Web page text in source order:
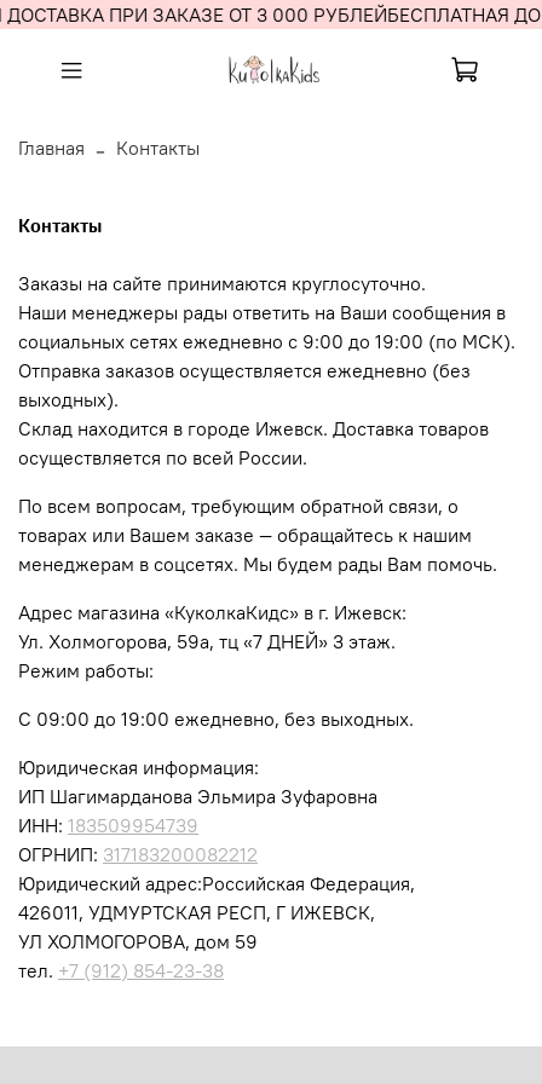
ПРИ ЗАКАЗЕ ОТ 3 000 РУБЛЕЙБЕСПЛАТНАЯ
Главная Контакты
Контакты
Заказы на сайте принимаются круглосуточно.
Наши менеджеры рады ответить на Ваши сообщения в
социальных сетях ежедневно с 9:00 до 19:00 (по МСК).
Отправка заказов осуществляется ежедневно (без
выходных).
Склад находится в городе Ижевск. Доставка товаров
осуществляется по всей России.
По всем вопросам, требующим обратной связи, о
товарах или Вашем заказе — обращайтесь к нашим
менеджерам в соцсетях. Мы будем рады Вам помочь.
Адрес магазина «КуколкаКидс» в г. Ижевск:
Ул. Холмогорова, 59а, тц «7 ДНЕЙ» 3 этаж.
Режим работы:
C 09:00 до 19:00 ежедневно, без выходных.
Юридическая информация:
ИП Шагимарданова Эльмира Зуфаровна
ИНН: 183509954739
ОГРНИП: 317183200082212
Юридический адрес:Российская Федерация,
426011, УДМУРТСКАЯ РЕСП, Г ИЖЕВСК,
УЛ ХОЛМОГОРОВА, дом 59
тел. +7 (912) 854-23-38